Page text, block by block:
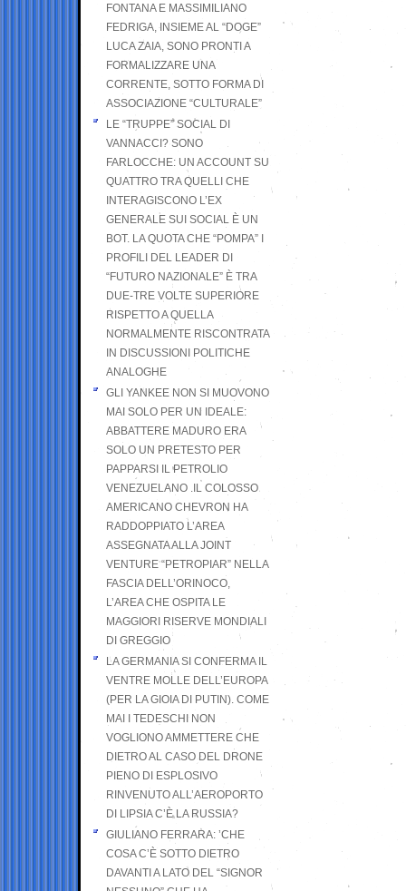
FONTANA E MASSIMILIANO
FEDRIGA, INSIEME AL “DOGE”
LUCA ZAIA, SONO PRONTI A
FORMALIZZARE UNA
CORRENTE, SOTTO FORMA DI
ASSOCIAZIONE “CULTURALE”
LE “TRUPPE” SOCIAL DI
VANNACCI? SONO
FARLOCCHE: UN ACCOUNT SU
QUATTRO TRA QUELLI CHE
INTERAGISCONO L’EX
GENERALE SUI SOCIAL È UN
BOT. LA QUOTA CHE “POMPA” I
PROFILI DEL LEADER DI
“FUTURO NAZIONALE” È TRA
DUE-TRE VOLTE SUPERIORE
RISPETTO A QUELLA
NORMALMENTE RISCONTRATA
IN DISCUSSIONI POLITICHE
ANALOGHE
GLI YANKEE NON SI MUOVONO
MAI SOLO PER UN IDEALE:
ABBATTERE MADURO ERA
SOLO UN PRETESTO PER
PAPPARSI IL PETROLIO
VENEZUELANO .IL COLOSSO
AMERICANO CHEVRON HA
RADDOPPIATO L’AREA
ASSEGNATA ALLA JOINT
VENTURE “PETROPIAR” NELLA
FASCIA DELL’ORINOCO,
L’AREA CHE OSPITA LE
MAGGIORI RISERVE MONDIALI
DI GREGGIO
LA GERMANIA SI CONFERMA IL
VENTRE MOLLE DELL’EUROPA
(PER LA GIOIA DI PUTIN). COME
MAI I TEDESCHI NON
VOGLIONO AMMETTERE CHE
DIETRO AL CASO DEL DRONE
PIENO DI ESPLOSIVO
RINVENUTO ALL’AEROPORTO
DI LIPSIA C’È LA RUSSIA?
GIULIANO FERRARA: ’CHE
COSA C’È SOTTO DIETRO
DAVANTI A LATO DEL “SIGNOR